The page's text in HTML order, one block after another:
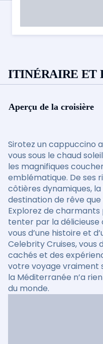
ITINÉRAIRE ET
Aperçu de la croisière
Sirotez un cappuccino
vous sous le chaud
les magnifiques
emblématique. De ses
côtières dynamiques,
destination de rêve que
Explorez de charmants
tenter par la
vous d’une histoire et
Celebrity Cruises, vous
cachés et des
votre voyage vraiment
la Méditerranée n’a
du monde.